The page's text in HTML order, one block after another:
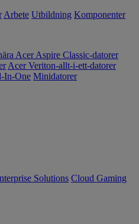
Arbete Utbildning Komponenter
Acer Aspire Classic-datorer
Acer Veriton-allt-i-ett-datorer
In-One Minidatorer
Solutions Cloud Gaming